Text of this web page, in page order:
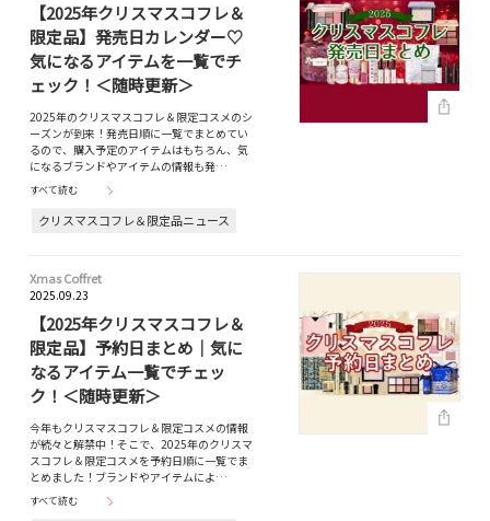
【2025年クリスマスコフレ＆
限定品】発売日カレンダー♡
気になるアイテムを一覧でチ
ェック！＜随時更新＞
2025年のクリスマスコフレ＆限定コスメのシ
ーズンが到来！発売日順に一覧でまとめてい
るので、購入予定のアイテムはもちろん、気
になるブランドやアイテムの情報も発…
すべて読む
クリスマスコフレ＆限定品ニュース
Xmas Coffret
2025.09.23
【2025年クリスマスコフレ＆
限定品】予約日まとめ｜気に
なるアイテム一覧でチェッ
ク！＜随時更新＞
今年もクリスマスコフレ＆限定コスメの情報
が続々と解禁中！そこで、2025年のクリスマ
スコフレ＆限定コスメを予約日順に一覧でま
とめました！ブランドやアイテムによ…
すべて読む